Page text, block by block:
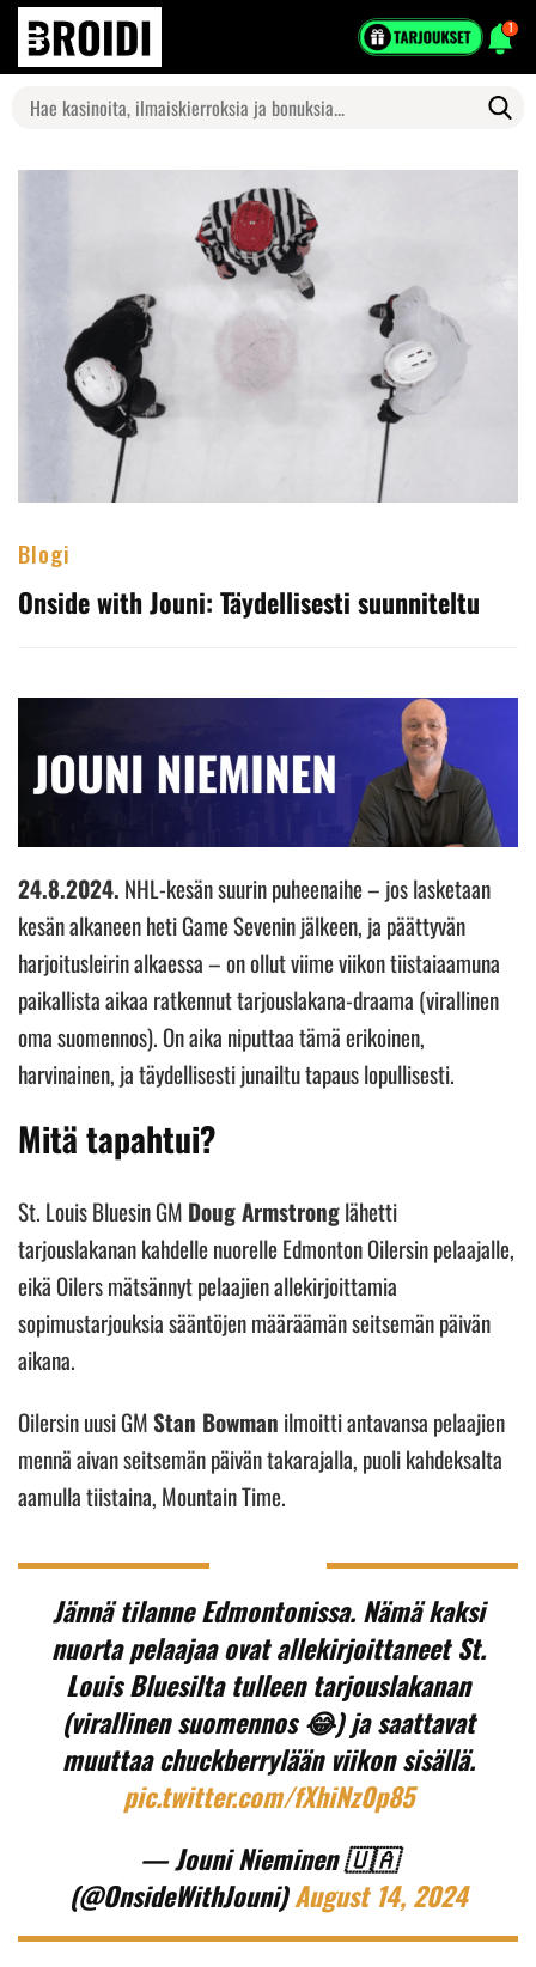
1
Search
Blogi
Onside with Jouni: Täydellisesti suunniteltu
24.8.2024. NHL-kesän suurin puheenaihe – jos lasketaan
kesän alkaneen heti Game Sevenin jälkeen, ja päättyvän
harjoitusleirin alkaessa – on ollut viime viikon tiistaiaamuna
paikallista aikaa ratkennut tarjouslakana-draama (virallinen
oma suomennos). On aika niputtaa tämä erikoinen,
harvinainen, ja täydellisesti junailtu tapaus lopullisesti.
Mitä tapahtui?
St. Louis Bluesin GM Doug Armstronglähetti
tarjouslakanan kahdelle nuorelle Edmonton Oilersin pelaajalle,
eikä Oilers mätsännyt pelaajien allekirjoittamia
sopimustarjouksia sääntöjen määräämän seitsemän päivän
aikana.
Oilersin uusi GMStan Bowman ilmoitti antavansa pelaajien
mennä aivan seitsemän päivän takarajalla, puoli kahdeksalta
aamulla tiistaina, Mountain Time.
Jännä tilanne Edmontonissa. Nämä kaksi
nuorta pelaajaa ovat allekirjoittaneet St.
Louis Bluesilta tulleen tarjouslakanan
(virallinen suomennos 😂) ja saattavat
muuttaa chuckberrylään viikon sisällä.
pic.twitter.com/fXhiNz0p85
— Jouni Nieminen 🇺🇦
(@OnsideWithJouni)August 14, 2024